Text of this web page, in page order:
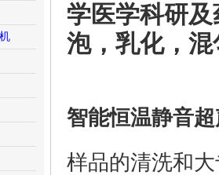
学医学科研
泡，乳化，
智能恒温静音
样品的清洗和